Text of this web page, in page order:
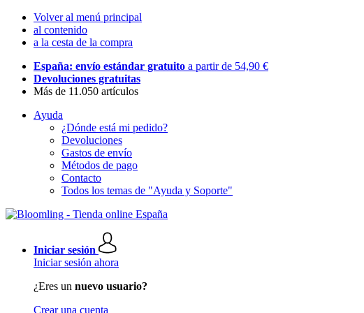
Volver al menú principal
al contenido
a la cesta de la compra
España: envío estándar gratuito a partir de 54,90 €
Devoluciones gratuitas
Más de 11.050 artículos
Ayuda
¿Dónde está mi pedido?
Devoluciones
Gastos de envío
Métodos de pago
Contacto
Todos los temas de "Ayuda y Soporte"
Iniciar sesión
Iniciar sesión ahora
¿Eres un nuevo usuario?
Crear una cuenta